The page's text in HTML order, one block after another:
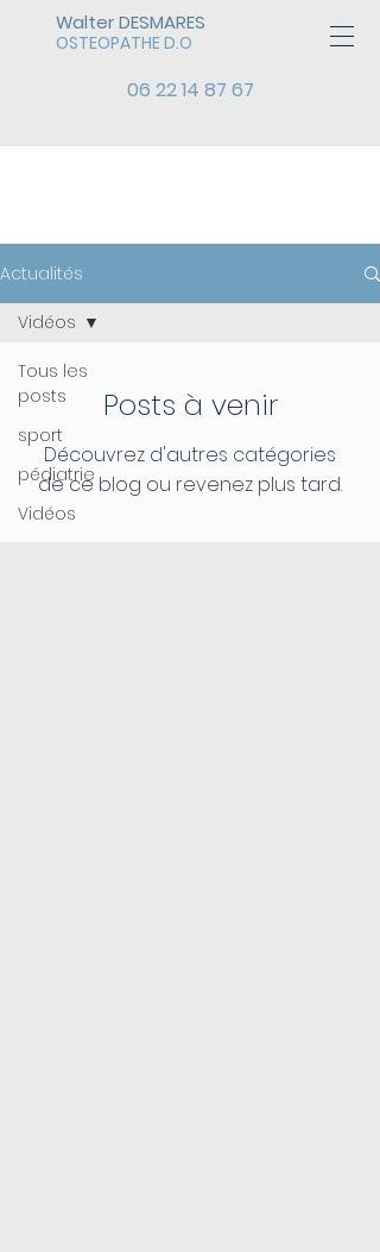
OSTEOPATHE D.O
Walter DESMARES
06 22 14 87 67
Actualités
Tous les
posts
sport
pédiatrie
Vidéos
Vidéos
Posts à venir
Découvrez d'autres catégories
de ce blog ou revenez plus tard.